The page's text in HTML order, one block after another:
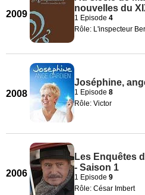
2009
nouvelles du
1 Episode 4
Rôle: L'inspecteur
2008
Joséphine,
1 Episode 8
Rôle: Victor
2006
Les Enquêtes
- Saison 1
1 Episode 9
Rôle: César Imbert